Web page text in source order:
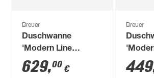
Breuer
Duschwanne
'Modern Line
Steinoptik'
Mineralguss weiß 90
629,00 €
Breuer
449